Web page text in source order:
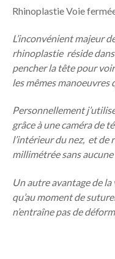
Rhinoplastie Voie
L’inconvénient majeur
rhinoplastie réside
pencher la tête pour
les mêmes manoeuvres
Personnellement
grâce à une caméra de
l’intérieur du nez, et de
millimétrée sans
Un autre avantage de
qu’au moment de
n’entraîne pas de